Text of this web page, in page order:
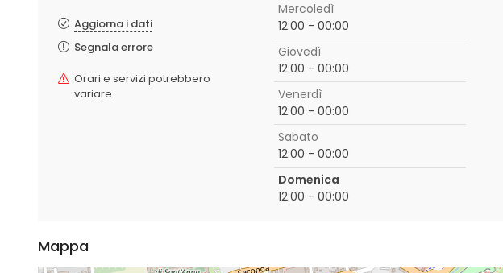
Aggiorna i dati
Segnala errore
Orari e servizi potrebbero
variare
Mercoledì
12:00 - 00:00
Giovedì
12:00 - 00:00
Venerdì
12:00 - 00:00
Sabato
12:00 - 00:00
Domenica
12:00 - 00:00
Mappa